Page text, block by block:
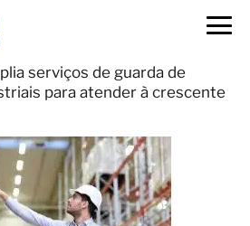
serviços de guarda de
para atender à crescente